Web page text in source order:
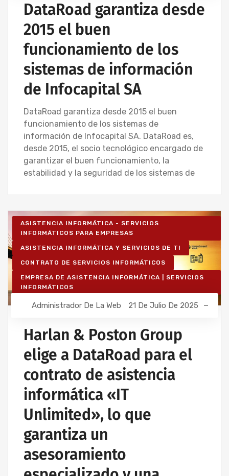
INFORMÁTICA
DataRoad garantiza desde
2015 el buen
funcionamiento de los
sistemas de información
de Infocapital SA
DataRoad garantiza desde 2015 el buen
funcionamiento de los sistemas de
información de Infocapital SA. DataRoad es,
desde 2015, el socio tecnológico encargado de
garantizar el buen funcionamiento, la
estabilidad y la seguridad de los sistemas de
ASISTENCIA INFORMÁTICA - SERVICIOS
INFORMÁTICOS PARA EMPRESAS
ASISTENCIA INFORMÁTICA Y SERVICIOS DE TI
CONTRATO DE SERVICIOS INFORMÁTICOS
EMPRESA DE ASISTENCIA INFORMÁTICA | SERVICIOS
INFORMÁTICOS
IT UNLIMITED - SERVICIOS INFORMÁTICOS
Administrador De La Web 21 De Julio De 2025
Harlan & Poston Group
elige a DataRoad para el
contrato de asistencia
informática «IT
Unlimited», lo que
garantiza un
asesoramiento